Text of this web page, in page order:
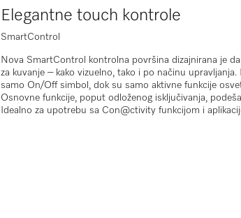
Elegantne touch kontrole
SmartControl
Nova SmartControl
kontrolna površina dizajnirana je
za kuvanje – kako vizuelno, tako i po načinu
samo On/Off simbol , dok su samo aktivne funkcije
Osnovne funkcije, poput odloženog isključivanja,
Idealno za upotrebu sa Con@ctivity funkcijom i